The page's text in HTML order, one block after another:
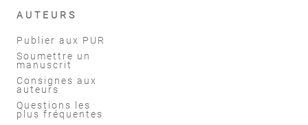
AUTEURS
Publier aux PUR
Soumettre un
manuscrit
Consignes aux
auteurs
Questions les
plus fréquentes